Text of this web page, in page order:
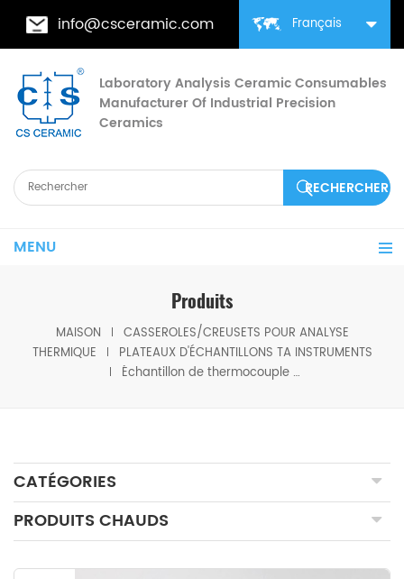
Français
info@csceramic.com
Laboratory Analysis Ceramic Consumables
Manufacturer Of Industrial Precision
Ceramics
MENU
Produits
MAISON
CASSEROLES/CREUSETS POUR ANALYSE
THERMIQUE
PLATEAUX D'ÉCHANTILLONS TA INSTRUMENTS
Échantillon de thermocouple équivalent à TA 952068.901, combinaison pour TGA 2050/2950
CATÉGORIES
PRODUITS CHAUDS